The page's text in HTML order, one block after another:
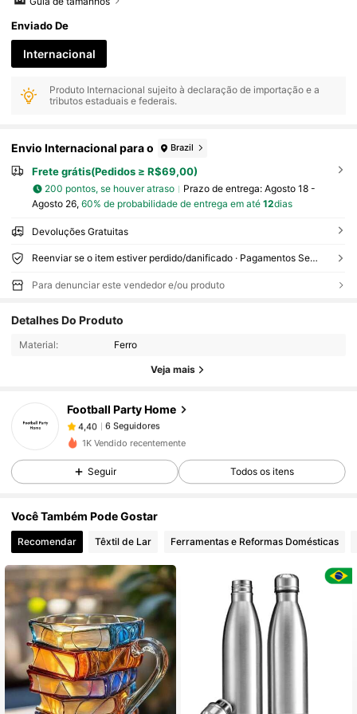
Enviado De
Internacional
Produto Internacional sujeito à declaração de importação e a
tributos estaduais e federais.
Envio Internacional para o Brazil
Frete grátis(Pedidos ≥ R$69,00)
200 pontos, se houver atraso Prazo de entrega: Agosto 18 -
Agosto 26, 60% de probabilidade de entrega em até 12dias
Devoluções Gratuitas
Reenviar se o item estiver perdido/danificado · Pagamentos Seguros · Proteção de privacidade
Para denunciar este vendedor e/ou produto
Detalhes Do Produto
Material: Ferro
Veja mais
Football Party Home
4,40
6 Seguidores
v***9seguido1 dia atrás
4,40 6 Seguidores
1K Vendido recentemente
Seguir Todos os itens
Você Também Pode Gostar
Recomendar Têxtil de Lar Ferramentas e Reformas Domésticas